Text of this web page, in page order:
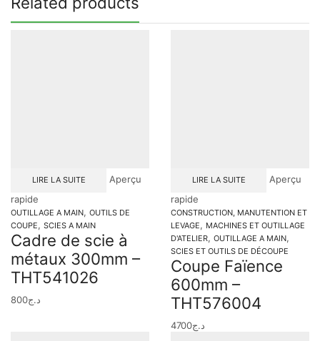
LIRE LA SUITE
Aperçu
rapide
OUTILLAGE A MAIN, OUTILS DE
COUPE, SCIES A MAIN
Cadre de scie à
métaux 300mm –
THT541026
د.ج800
LIRE LA SUITE
Aperçu
rapide
CONSTRUCTION, MANUTENTION ET
LEVAGE, MACHINES ET OUTILLAGE
D'ATELIER, OUTILLAGE A MAIN,
SCIES ET OUTILS DE DÉCOUPE
Coupe Faïence
600mm –
THT576004
د.ج4700